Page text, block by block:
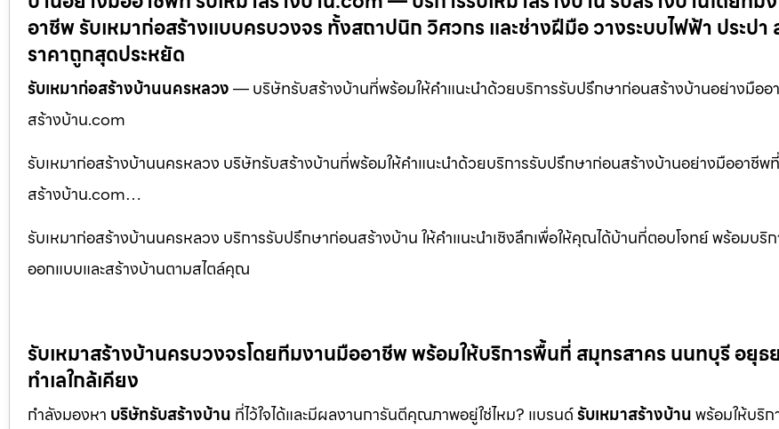
อาชีพ รับเหมาก่อสร้างแบบครบวงจร ทั้งสถาปนิก วิศวกร และช่างฝีมือ วางระบบไฟฟ้า ประปา
ราคาถูกสุดประหยัด
รับเหมาก่อสร้างบ้านนครหลวง— บริษัทรับสร้างบ้านที่พร้อมให้คำแนะนำด้วยบริการรับปรึกษาก่อนสร้างบ้านอย่างมืออ
สร้างบ้าน.com
รับเหมาก่อสร้างบ้านนครหลวง บริษัทรับสร้างบ้านที่พร้อมให้คำแนะนำด้วยบริการรับปรึกษาก่อนสร้างบ้านอย่างมืออาชีพ
สร้างบ้าน.com…
รับเหมาก่อสร้างบ้านนครหลวง บริการรับปรึกษาก่อนสร้างบ้าน ให้คำแนะนำเชิงลึกเพื่อให้คุณได้บ้านที่ตอบโจทย์ พร้อมบริ
ออกแบบและสร้างบ้านตามสไตล์คุณ
รับเหมาสร้างบ้านครบวงจรโดยทีมงานมืออาชีพ พร้อมให้บริการพื้นที่ สมุทรสาคร นนทบุรี อยุธ
ทำเลใกล้เคียง
กำลังมองหา บริษัทรับสร้างบ้าน ที่ไว้ใจได้และมีผลงานการันตีคุณภาพอยู่ใช่ไหม? แบรนด์รับเหมาสร้างบ้านพร้อมให้บริ